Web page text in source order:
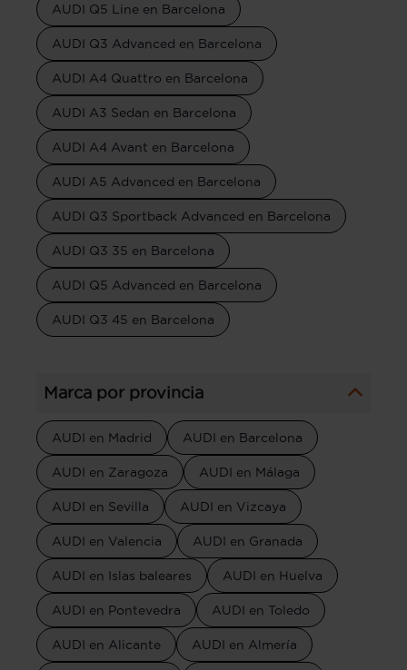
AUDI Q5 Line en Barcelona
AUDI Q3 Advanced en Barcelona
AUDI A4 Quattro en Barcelona
AUDI A3 Sedan en Barcelona
AUDI A4 Avant en Barcelona
AUDI A5 Advanced en Barcelona
AUDI Q3 Sportback Advanced en Barcelona
AUDI Q3 35 en Barcelona
AUDI Q5 Advanced en Barcelona
AUDI Q3 45 en Barcelona
Marca por provincia
AUDI en Madrid AUDI en Barcelona
AUDI en Zaragoza AUDI en Málaga
AUDI en Sevilla AUDI en Vizcaya
AUDI en Valencia AUDI en Granada
AUDI en Islas baleares AUDI en Huelva
AUDI en Pontevedra AUDI en Toledo
AUDI en Alicante AUDI en Almería